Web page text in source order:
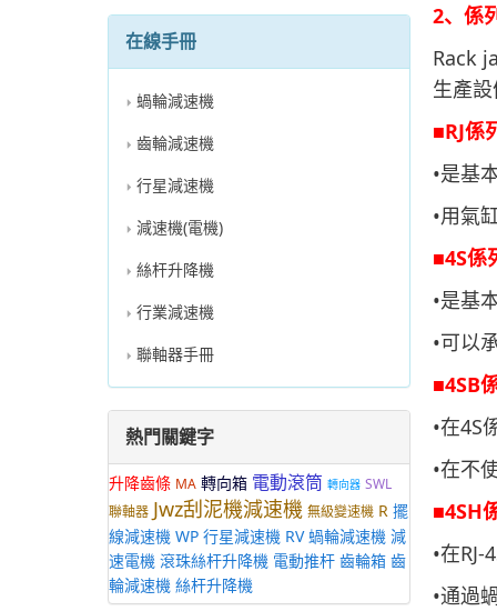
在線手冊
蝸輪減速機
齒輪減速機
行星減速機
減速機(電機)
絲杆升降機
行業減速機
聯軸器手冊
熱門關鍵字
升降齒條 MA 轉向箱 電動滾筒 轉向器 SWL
聯軸器 Jwz刮泥機減速機 無級變速機 R 擺
線減速機 WP 行星減速機 RV 蝸輪減速機 減
速電機 滾珠絲杆升降機 電動推杆 齒輪箱 齒
輪減速機 絲杆升降機
2、係
Rack
生產
■RJ係
•是基
•用氣
■4S係
•是基
•可以
■4SB
•在4S
•在不
■4SH
•在
•通過